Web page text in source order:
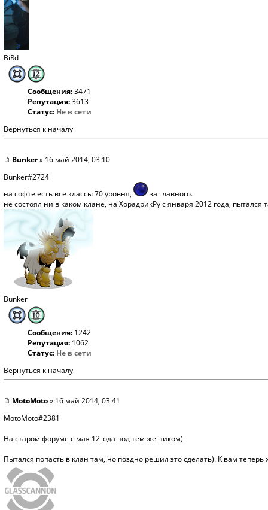
BiRd
Сообщения:3471
Репутация:3613
Статус: Не в сети
Вернуться к началу
Bunker» 16 май 2014, 03:10
Bunker#2724
на софте есть все классы 70 уровня,
за главного.
не состоял ни в каком клане, на ХорадрикРу с января 2012 года,
Bunker
Сообщения: 1242
Репутация: 1062
Статус: Не в сети
Вернуться к началу
MotoMoto» 16 май 2014, 03:41
MotoMoto#2381
На старом форуме с мая 12года под тем же ником)
Пытался попасть в клан там, но поздно решил это сделать). К вам теперь